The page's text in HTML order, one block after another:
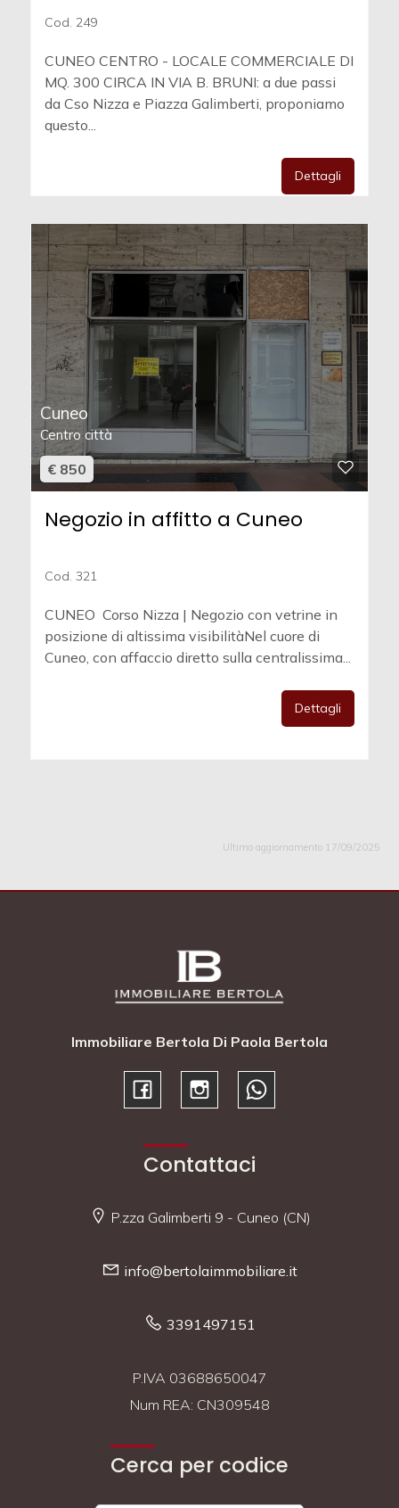
Cod. 249
CUNEO CENTRO - LOCALE COMMERCIALE DI
MQ. 300 CIRCA IN VIA B. BRUNI: a due passi
da Cso Nizza e Piazza Galimberti, proponiamo
questo...
Dettagli
Cuneo
Centro città
€ 850
Negozio in affitto a Cuneo
Cod. 321
CUNEO  Corso Nizza | Negozio con vetrine in
posizione di altissima visibilitàNel cuore di
Cuneo, con affaccio diretto sulla centralissima...
Dettagli
Ultimo aggiornamento 17/09/2025
Immobiliare Bertola Di Paola Bertola
Contattaci
P.zza Galimberti 9 - Cuneo (CN)
info@bertolaimmobiliare.it
3391497151
P.IVA 03688650047
Num REA: CN309548
Cerca per codice